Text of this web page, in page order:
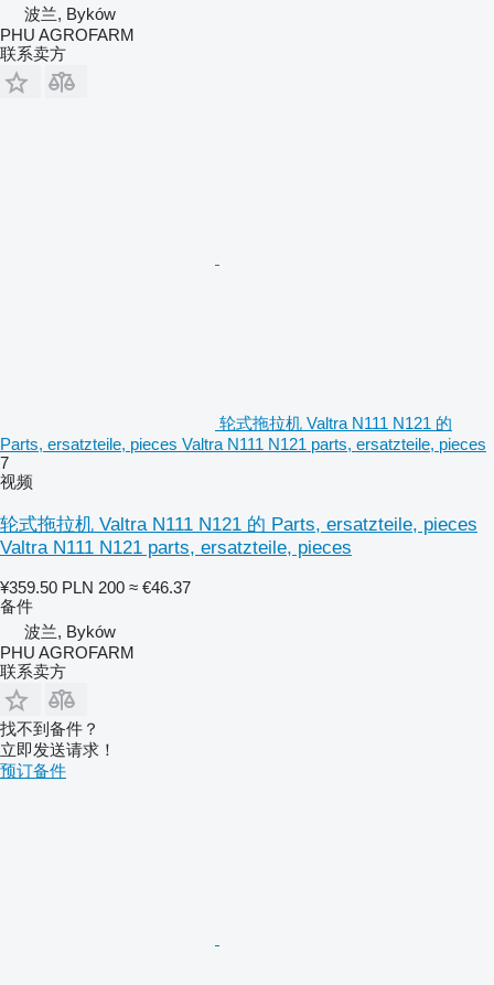
波兰, Byków
PHU AGROFARM
联系卖方
轮式拖拉机 Valtra N111 N121 的
Parts, ersatzteile, pieces Valtra N111 N121 parts, ersatzteile, pieces
7
视频
轮式拖拉机 Valtra N111 N121 的 Parts, ersatzteile, pieces
Valtra N111 N121 parts, ersatzteile, pieces
¥359.50 PLN 200 ≈ €46.37
备件
波兰, Byków
PHU AGROFARM
联系卖方
找不到备件？
立即发送请求！
预订备件